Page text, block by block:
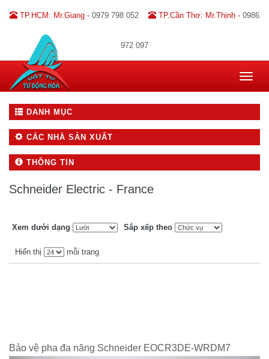
TP.HCM: Mr.Giang - 0979 798 052 TP.Cần Thơ: Mr.Thịnh - 0986
972 097
Toggle
DANH MỤC
CÁC NHÀ SẢN XUẤT
THÔNG TIN
Schneider Electric - France
Xem dưới dạng Sắp xếp theo
Hiển thị mỗi trang
Bảo vệ pha đa năng Schneider EOCR3DE-WRDM7